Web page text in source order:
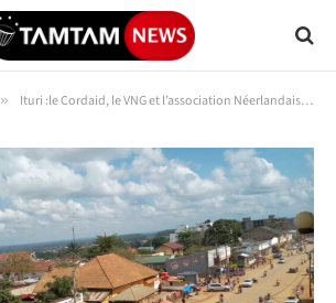
» Ituri :le Cordaid, le VNG et l’association Néerlandaise en Ituri ensemble pour la paix